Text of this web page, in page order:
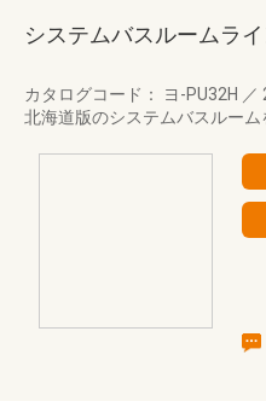
システムバスルームラ
カタログコード： ヨ-PU32H ／
北海道版のシステムバスルーム